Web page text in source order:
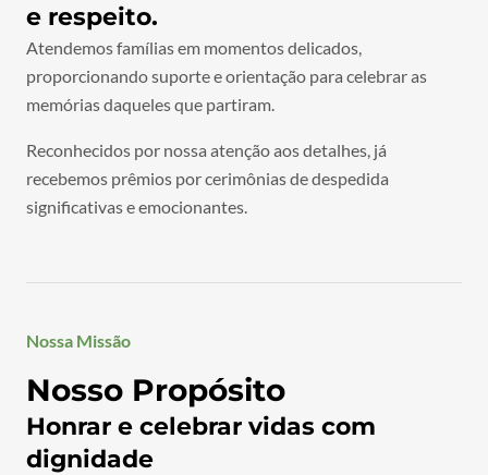
e respeito.
Atendemos famílias em momentos delicados,
proporcionando suporte e orientação para celebrar as
memórias daqueles que partiram.
Reconhecidos por nossa atenção aos detalhes, já
recebemos prêmios por cerimônias de despedida
significativas e emocionantes.
Nossa Missão
Nosso Propósito
Honrar e celebrar vidas com
dignidade